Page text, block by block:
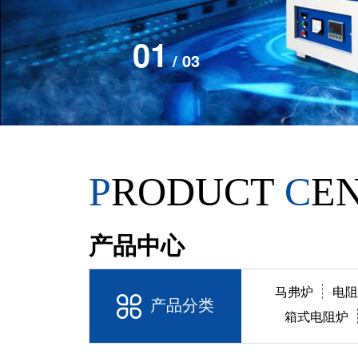
01/ 03
PRODUCT C
产品中心
产品分类
马弗炉
电
箱式电阻炉